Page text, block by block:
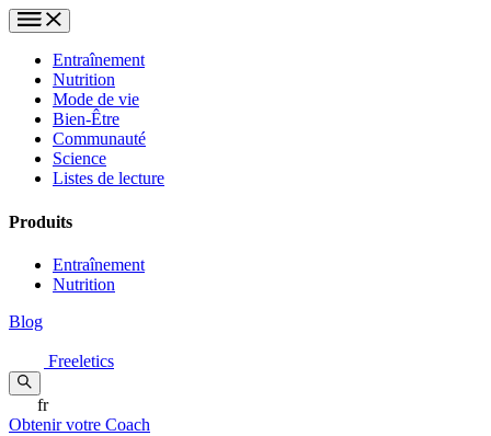
Entraînement
Nutrition
Mode de vie
Bien-Être
Communauté
Science
Listes de lecture
Produits
Entraînement
Nutrition
Blog
Freeletics
fr
Obtenir votre Coach